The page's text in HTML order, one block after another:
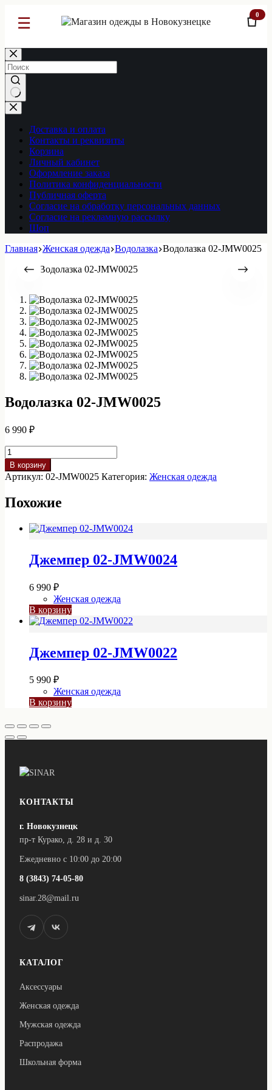
☰ 0
Перейти
к
сути
Ничего
не
найденоДоставка и оплата
Контакты и реквизиты
Корзина
Личный кабинет
Оформление заказа
Политика конфиденциальности
Публичная оферта
Согласие на обработку персональных данных
Согласие на рекламную рассылку
Шоп
Главная Женская одежда Водолазка Водолазка 02-JMW0025
Водолазка 02-JMW0025
6 990 ₽
Количество
товара
Водолазка
02-
В корзину
Артикул: 02-JMW0025 Категория: Женская одежда
Похожие
Джемпер 02-JMW0024
6 990 ₽
Женская одежда
В корзину
Джемпер 02-JMW0022
5 990 ₽
Женская одежда
В корзину
КОНТАКТЫ
г. Новокузнецк
пр-т Курако, д. 28 и д. 30
Ежедневно с 10:00 до 20:00
8 (3843) 74-05-80
sinar.28@mail.ru
КАТАЛОГ
Аксессуары
Женская одежда
Мужская одежда
Распродажа
Школьная форма